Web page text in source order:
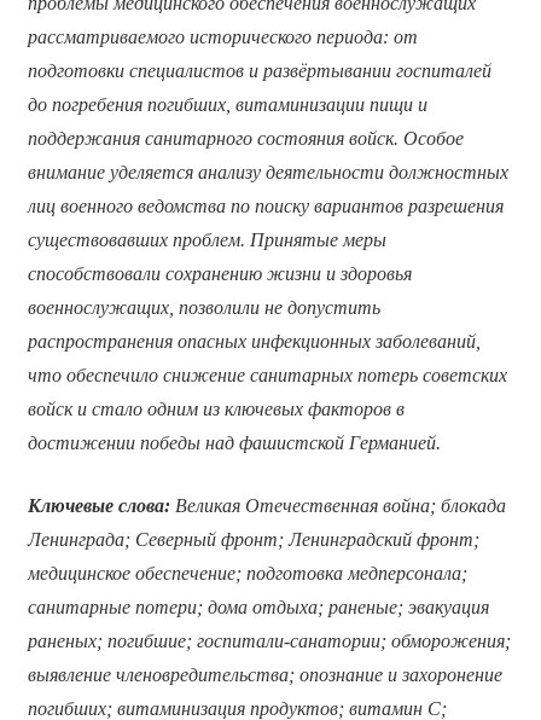
рассматриваемого исторического периода: от
подготовки специалистов и развёртывании госпиталей
до погребения погибших, витаминизации пищи и
поддержания санитарного состояния войск. Особое
внимание уделяется анализу деятельности должностных
лиц военного ведомства по поиску вариантов разрешения
существовавших проблем. Принятые меры
способствовали сохранению жизни и здоровья
военнослужащих, позволили не допустить
распространения опасных инфекционных заболеваний,
что обеспечило снижение санитарных потерь советских
войск и стало одним из ключевых факторов в
достижении победы над фашистской Германией.
Ключевые слова:Великая Отечественная война; блокада
Ленинграда; Северный фронт; Ленинградский фронт;
медицинское обеспечение; подготовка медперсонала;
санитарные потери; дома отдыха; раненые; эвакуация
раненых; погибшие; госпитали-санатории; обморожения;
выявление членовредительства; опознание и захоронение
погибших; витаминизация продуктов; витамин С;